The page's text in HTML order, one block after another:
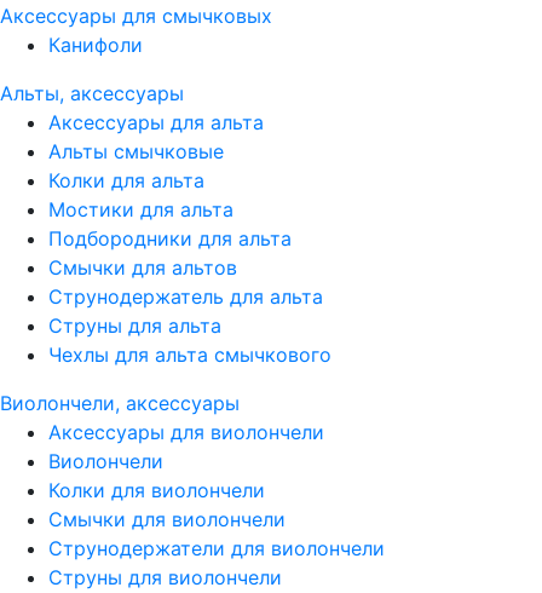
Аксессуары для смычковых
Канифоли
Альты, аксессуары
Аксессуары для альта
Альты смычковые
Колки для альта
Мостики для альта
Подбородники для альта
Смычки для альтов
Струнодержатель для альта
Струны для альта
Чехлы для альта смычкового
Виолончели, аксессуары
Аксессуары для виолончели
Виолончели
Колки для виолончели
Смычки для виолончели
Струнодержатели для виолончели
Струны для виолончели